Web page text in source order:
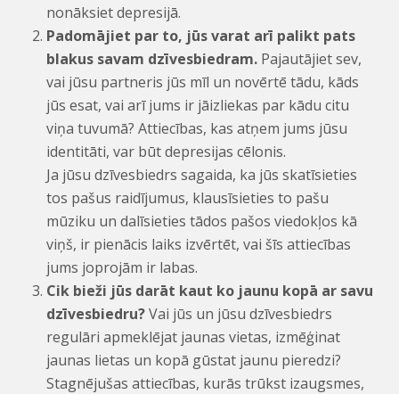
nonāksiet depresijā.
Padomājiet par to, jūs varat arī palikt pats
blakus savam dzīvesbiedram. Pajautājiet sev,
vai jūsu partneris jūs mīl un novērtē tādu, kāds
jūs esat, vai arī jums ir jāizliekas par kādu citu
viņa tuvumā? Attiecības, kas atņem jums jūsu
identitāti, var būt depresijas cēlonis.
Ja jūsu dzīvesbiedrs sagaida, ka jūs skatīsieties
tos pašus raidījumus, klausīsieties to pašu
mūziku un dalīsieties tādos pašos viedokļos kā
viņš, ir pienācis laiks izvērtēt, vai šīs attiecības
jums joprojām ir labas.
Cik bieži jūs darāt kaut ko jaunu kopā ar savu
dzīvesbiedru?Vai jūs un jūsu dzīvesbiedrs
regulāri apmeklējat jaunas vietas, izmēģinat
jaunas lietas un kopā gūstat jaunu pieredzi?
Stagnējušas attiecības, kurās trūkst izaugsmes,